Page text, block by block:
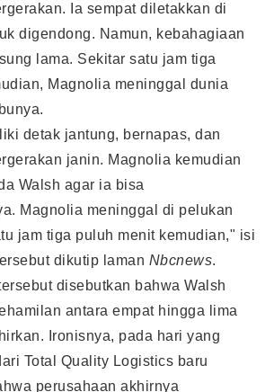
Ia sempat diletakkan di
digendong. Namun, kebahagiaan
lama. Sekitar satu jam tiga
Magnolia meninggal dunia
detak jantung, bernapas, dan
janin. Magnolia kemudian
Walsh agar ia bisa
Magnolia meninggal di pelukan
jam tiga puluh menit kemudian," isi
dikutip laman Nbcnews.
disebutkan bahwa Walsh
antara empat hingga lima
Ironisnya, pada hari yang
Total Quality Logistics baru
perusahaan akhirnya